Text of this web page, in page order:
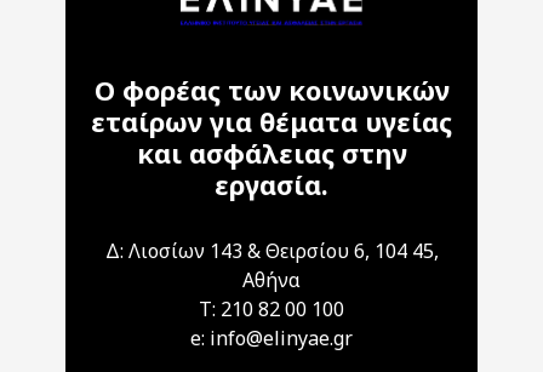
Ο φορέας των κοινωνικών
εταίρων για θέματα υγείας
και ασφάλειας στην
εργασία.
Δ: Λιοσίων 143 & Θειρσίου 6, 104 45,
Αθήνα
T: 210 82 00 100
e: info@elinyae.gr